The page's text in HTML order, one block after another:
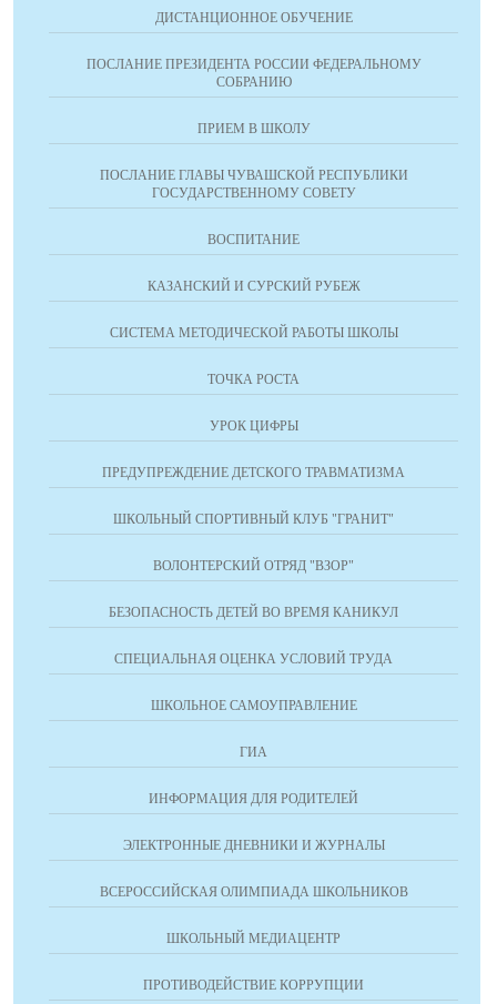
ДИСТАНЦИОННОЕ ОБУЧЕНИЕ
ПОСЛАНИЕ ПРЕЗИДЕНТА РОССИИ ФЕДЕРАЛЬНОМУ
СОБРАНИЮ
ПРИЕМ В ШКОЛУ
ПОСЛАНИЕ ГЛАВЫ ЧУВАШСКОЙ РЕСПУБЛИКИ
ГОСУДАРСТВЕННОМУ СОВЕТУ
ВОСПИТАНИЕ
КАЗАНСКИЙ И СУРСКИЙ РУБЕЖ
СИСТЕМА МЕТОДИЧЕСКОЙ РАБОТЫ ШКОЛЫ
ТОЧКА РОСТА
УРОК ЦИФРЫ
ПРЕДУПРЕЖДЕНИЕ ДЕТСКОГО ТРАВМАТИЗМА
ШКОЛЬНЫЙ СПОРТИВНЫЙ КЛУБ "ГРАНИТ"
ВОЛОНТЕРСКИЙ ОТРЯД "ВЗОР"
БЕЗОПАСНОСТЬ ДЕТЕЙ ВО ВРЕМЯ КАНИКУЛ
СПЕЦИАЛЬНАЯ ОЦЕНКА УСЛОВИЙ ТРУДА
ШКОЛЬНОЕ САМОУПРАВЛЕНИЕ
ГИА
ИНФОРМАЦИЯ ДЛЯ РОДИТЕЛЕЙ
ЭЛЕКТРОННЫЕ ДНЕВНИКИ И ЖУРНАЛЫ
ВСЕРОССИЙСКАЯ ОЛИМПИАДА ШКОЛЬНИКОВ
ШКОЛЬНЫЙ МЕДИАЦЕНТР
ПРОТИВОДЕЙСТВИЕ КОРРУПЦИИ